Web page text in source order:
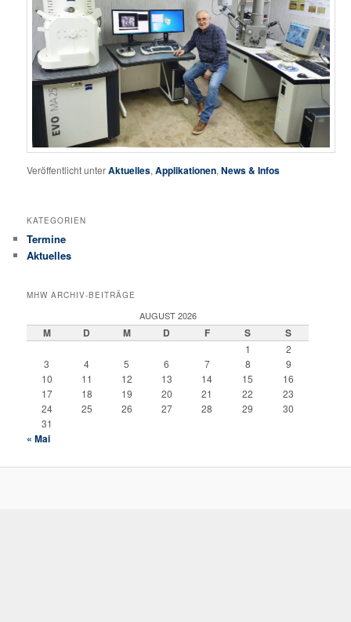
Veröffentlicht unterAktuelles,Applikationen,News & Infos
KATEGORIEN
Termine
Aktuelles
MHW ARCHIV-BEITRÄGE
AUGUST 2026
M D M D F S S
1
2
3
4 5 6 7 8
9
10
11 12 13 14 15
16
17
18 19 20 21 22
23
24
25 26 27 28 29
30
31
« Mai